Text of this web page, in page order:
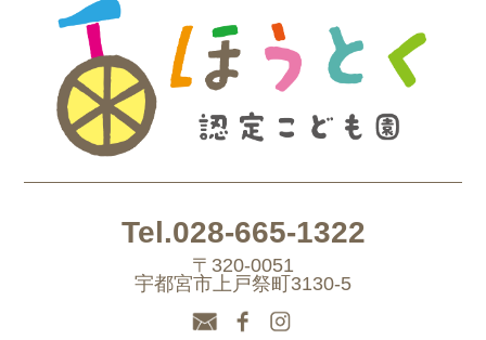
Tel.028-665-1322
〒320-0051
宇都宮市上戸祭町3130-5